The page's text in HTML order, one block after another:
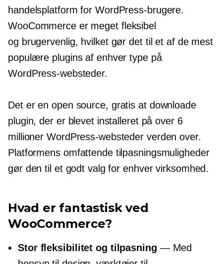
handelsplatform for WordPress-brugere.
WooCommerce er meget fleksibel
og brugervenlig, hvilket gør det til et af de mest
populære plugins af enhver type på
WordPress-websteder.
Det er enopen source, gratis at downloade
plugin, der er blevet installeret på over 6
millioner WordPress-websteder verden over.
Platformens omfattende tilpasningsmuligheder
gør den til et godt valg for enhver virksomhed.
Hvad er fantastisk ved
WooCommerce?
Stor fleksibilitet og tilpasning — Med